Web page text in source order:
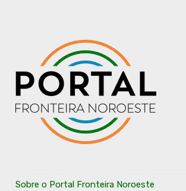
Sobre o Portal Fronteira Noroeste